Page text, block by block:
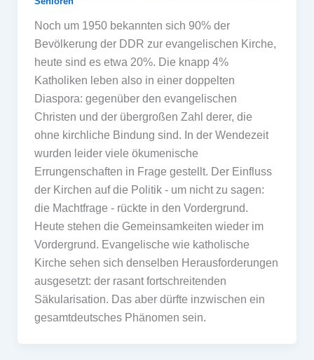
Noch um 1950 bekannten sich 90% der
Bevölkerung der DDR zur evangelischen Kirche,
heute sind es etwa 20%. Die knapp 4%
Katholiken leben also in einer doppelten
Diaspora: gegenüber den evangelischen
Christen und der übergroßen Zahl derer, die
ohne kirchliche Bindung sind. In der Wendezeit
wurden leider viele ökumenische
Errungenschaften in Frage gestellt. Der Einfluss
der Kirchen auf die Politik - um nicht zu sagen:
die Machtfrage - rückte in den Vordergrund.
Heute stehen die Gemeinsamkeiten wieder im
Vordergrund. Evangelische wie katholische
Kirche sehen sich denselben Herausforderungen
ausgesetzt: der rasant fortschreitenden
Säkularisation. Das aber dürfte inzwischen ein
gesamtdeutsches Phänomen sein.